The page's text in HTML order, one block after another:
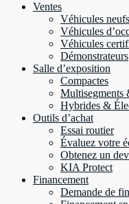
Ventes
Véhicules neufs
Véhicules
Véhicules
Démonstrateurs
Salle d’exposition
Compactes
Multisegments
Hybrides &
Outils d’achat
Essai routier
Évaluez votre
Obtenez un
KIA Protect
Financement
Demande de